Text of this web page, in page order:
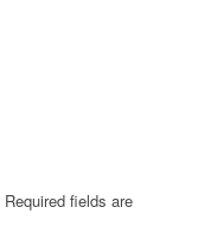
Required fields are